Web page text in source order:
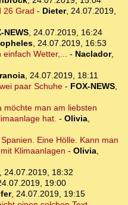
26 Grad - Dieter, 24.07.2019,
NEWS, 24.07.2019, 16:24
, 24.07.2019, 16:53
einfach Wetter,... - Naclador,
, 24.07.2019, 18:11
paar Schuhe- FOX-NEWS,
möchte man am liebsten
hat. - Olivia,
Eine Hölle. Kann man
Klimaanlagen - Olivia,
24.07.2019, 18:32
19:00
, 24.07.2019, 19:15